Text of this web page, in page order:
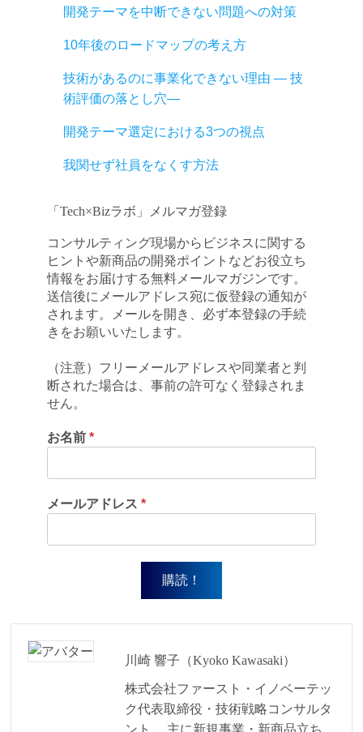
開発テーマを中断できない問題への対策
10年後のロードマップの考え方
技術があるのに事業化できない理由 ― 技
術評価の落とし穴―
開発テーマ選定における3つの視点
我関せず社員をなくす方法
「Tech×Bizラボ」メルマガ登録
コンサルティング現場からビジネスに関する
ヒントや新商品の開発ポイントなどお役立ち
情報をお届けする無料メールマガジンです。
送信後にメールアドレス宛に仮登録の通知が
されます。メールを開き、必ず本登録の手続
きをお願いいたします。
（注意）フリーメールアドレスや同業者と判
断された場合は、事前の許可なく登録されま
せん。
お名前*
メールアドレス*
川崎 響子（Kyoko Kawasaki）
株式会社ファースト・イノベーテッ
ク代表取締役・技術戦略コンサルタ
ント。 主に新規事業・新商品立ち